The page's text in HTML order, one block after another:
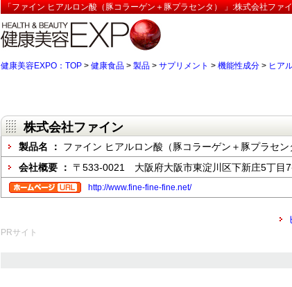
「ファイン ヒアルロン酸（豚コラーゲン＋豚プラセンタ） 」:株式会社ファ
健康美容EXPO：TOP > 健康食品 > 製品 > サプリメント > 機能性成分 > ヒア
株式会社ファイン
製品名 ： ファイン ヒアルロン酸（豚コラーゲン＋豚プラセン
会社概要 ： 〒533-0021 大阪府大阪市東淀川区下新庄5丁目
http://www.fine-fine-fine.net/
PRサイト